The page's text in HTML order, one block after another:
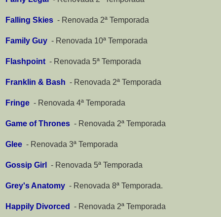
Falling Skies - Renovada 2ª Temporada
Family Guy - Renovada 10ª Temporada
Flashpoint - Renovada 5ª Temporada
Franklin & Bash - Renovada 2ª Temporada
Fringe - Renovada 4ª Temporada
Game of Thrones - Renovada 2ª Temporada
Glee - Renovada 3ª Temporada
Gossip Girl - Renovada 5ª Temporada
Grey's Anatomy - Renovada 8ª Temporada.
Happily Divorced - Renovada 2ª Temporada